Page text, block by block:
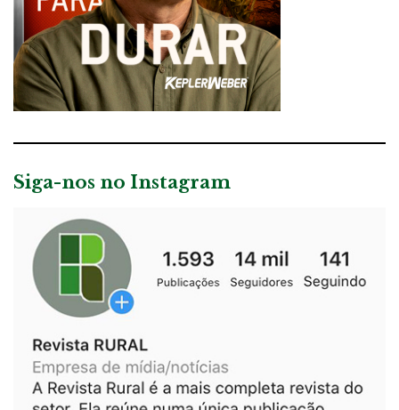
Siga-nos no Instagram